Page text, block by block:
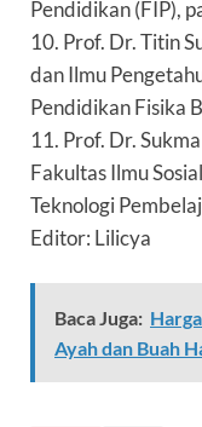
Pendidikan (FIP),
10. Prof. Dr. Titin
dan Ilmu
Pendidikan Fisika
11. Prof. Dr.
Fakultas Ilmu
Teknologi
Editor: Lilicya
Baca Juga:
Ayah dan Buah